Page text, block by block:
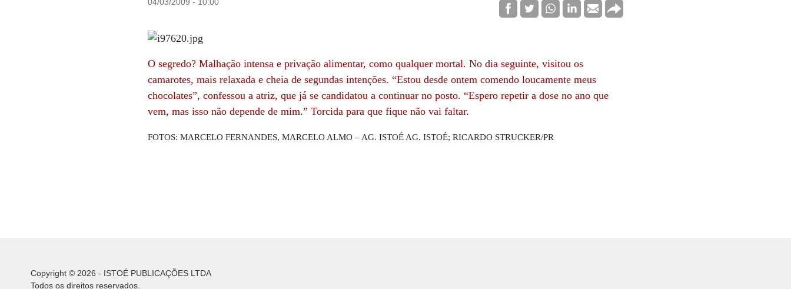
O segredo? Malhação intensa e privação alimentar, como qualquer mortal. No dia seguinte, visitou os
camarotes, mais relaxada e cheia de segundas intenções. “Estou desde ontem comendo loucamente meus
chocolates”, confessou a atriz, que já se candidatou a continuar no posto. “Espero repetir a dose no ano que
vem, mas isso não depende de mim.” Torcida para que fique não vai faltar.
FOTOS: MARCELO FERNANDES, MARCELO ALMO – AG. ISTOÉ AG. ISTOÉ; RICARDO STRUCKER/PR
Copyright © 2026 - ISTOÉ PUBLICAÇÕES LTDA
Todos os direitos reservados.